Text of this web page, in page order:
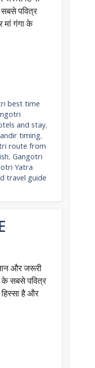
पवित्र
मां गंगा के
best time
and stay,
timing,
route from
, Gangotri
Yatra
travel guide
और जरूरी
के सबसे पवित्र
है और